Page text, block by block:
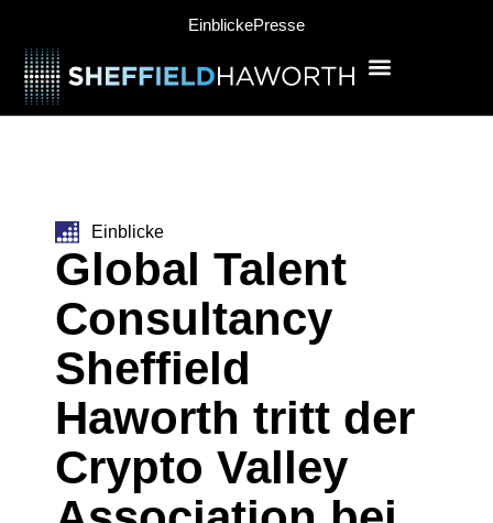
EinblickePresse
Einblicke
Global Talent
Consultancy
Sheffield
Haworth tritt der
Crypto Valley